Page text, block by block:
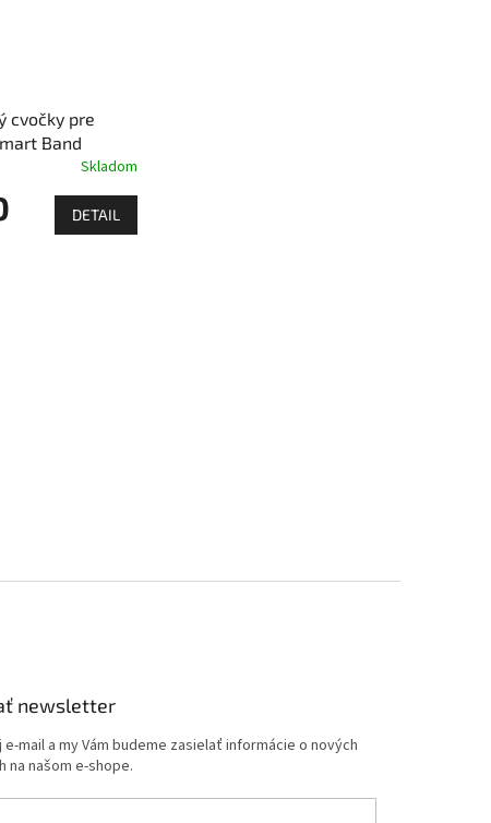
cvočky pre
Band
Skladom
DETAIL
newsletter
mail a my Vám budeme zasielať informácie o nových
na našom e-shope.